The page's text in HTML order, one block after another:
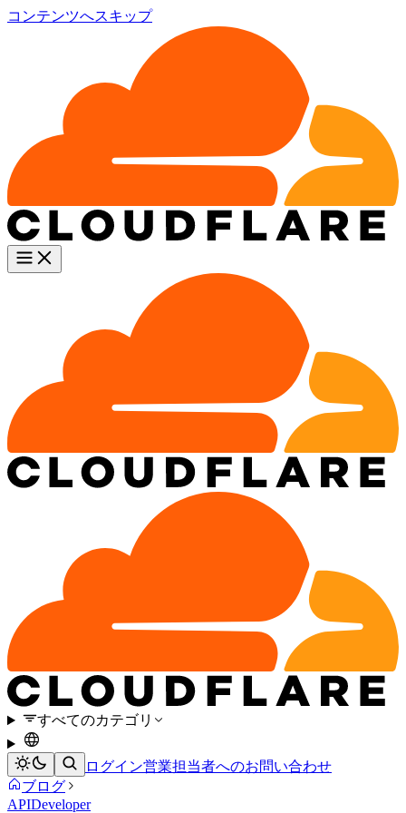
コンテンツへスキップ
すべてのカテゴリ
ログイン営業担当者へのお問い合わせ
ブログ
APIDeveloper